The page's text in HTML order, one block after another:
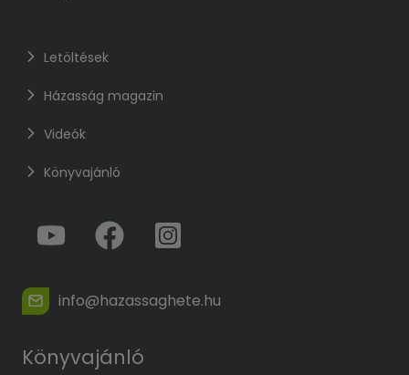
Letöltések
Házasság magazin
Videók
Könyvajánló
info@hazassaghete.hu
Könyvajánló